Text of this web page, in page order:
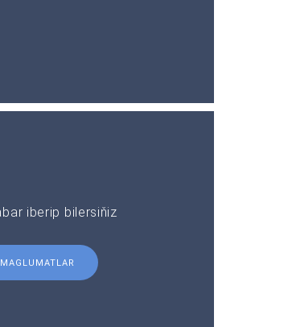
iberip bilersiňiz